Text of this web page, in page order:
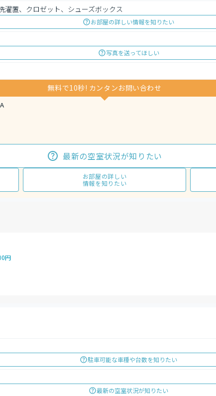
濯置、クロゼット、シューズボックス
お部屋の詳しい情報を知りたい
写真を送ってほしい
無料で10秒! カンタンお問い合わせ
最新の空室状況が知りたい
お部屋の詳しい
情報を知りたい
円
駐車可能な車種や台数を知りたい
最新の空室状況が知りたい